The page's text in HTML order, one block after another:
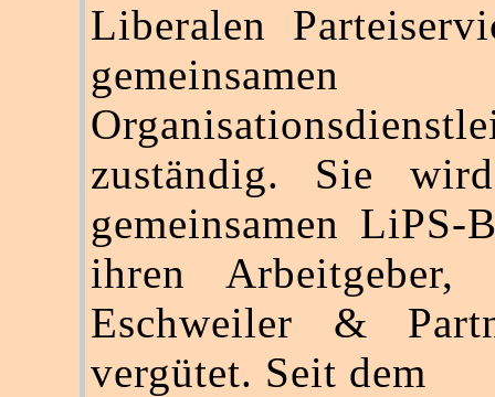
Liberalen
gemeinsamen
zuständig. Sie
gemeinsamen LiPS-
ihren
Eschweiler &
vergütet. Seit dem